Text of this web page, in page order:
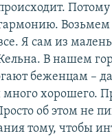
Возьмем
Я сам из
В нашем
беженцам –
много хорошего.
об этом не
тому, чтобы